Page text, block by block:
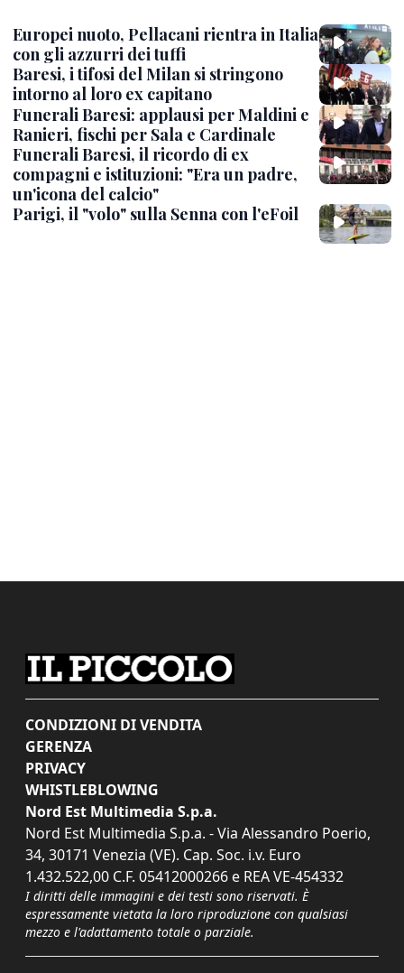
Europei nuoto, Pellacani rientra in Italia
con gli azzurri dei tuffi
Baresi, i tifosi del Milan si stringono
intorno al loro ex capitano
Funerali Baresi: applausi per Maldini e
Ranieri, fischi per Sala e Cardinale
Funerali Baresi, il ricordo di ex
compagni e istituzioni: "Era un padre,
un'icona del calcio"
Parigi, il "volo" sulla Senna con l'eFoil
CONDIZIONI DI VENDITA
GERENZA
PRIVACY
WHISTLEBLOWING
Nord Est Multimedia S.p.a.
Nord Est Multimedia S.p.a. - Via Alessandro Poerio,
34, 30171 Venezia (VE). Cap. Soc. i.v. Euro
1.432.522,00 C.F. 05412000266 e REA VE-454332
I diritti delle immagini e dei testi sono riservati. È
espressamente vietata la loro riproduzione con qualsiasi
mezzo e l'adattamento totale o parziale.